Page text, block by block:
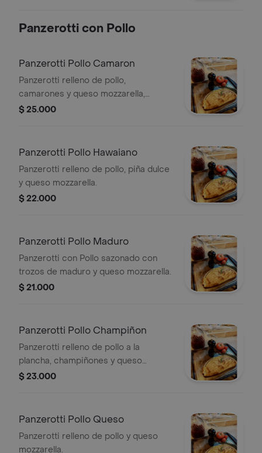
Panzerotti con Pollo
Panzerotti Pollo Camaron
Panzerotti relleno de pollo,
camarones y queso mozzarella,
cubierto con salsa de queso.
$ 25.000
Panzerotti Pollo Hawaiano
Panzerotti relleno de pollo, piña dulce
y queso mozzarella.
$ 22.000
Panzerotti Pollo Maduro
Panzerotti con Pollo sazonado con
trozos de maduro y queso mozzarella.
$ 21.000
Panzerotti Pollo Champiñon
Panzerotti relleno de pollo a la
plancha, champiñones y queso
mozzarella.
$ 23.000
Panzerotti Pollo Queso
Panzerotti relleno de pollo y queso
mozzarella.